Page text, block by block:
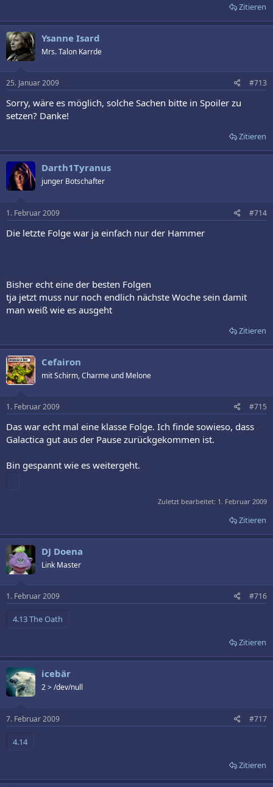
Zitieren
Ysanne Isard
Mrs. Talon Karrde
25. Januar 2009 #713
Sorry, wäre es möglich, solche Sachen bitte in Spoiler zu
setzen? Danke!
Zitieren
Darth1Tyranus
junger Botschafter
1. Februar 2009 #714
Die letzte Folge war ja einfach nur der Hammer
Bisher echt eine der besten Folgen
tja jetzt muss nur noch endlich nächste Woche sein damit
man weiß wie es ausgeht
Zitieren
Cefairon
mit Schirm, Charme und Melone
1. Februar 2009 #715
Das war echt mal eine klasse Folge. Ich finde sowieso, dass
Galactica gut aus der Pause zurückgekommen ist.
Bin gespannt wie es weitergeht.
Zuletzt bearbeitet: 1. Februar 2009
Zitieren
DJ Doena
Link Master
1. Februar 2009 #716
Zitieren
icebär
2 > /dev/null
7. Februar 2009 #717
Zitieren